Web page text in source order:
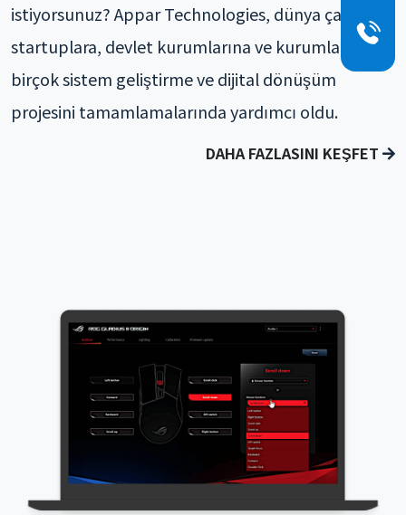
istiyorsunuz? Appar Technologies, dünya çapında
startuplara, devlet kurumlarına ve kurumlara
birçok sistem geliştirme ve dijital dönüşüm
projesini tamamlamalarında yardımcı oldu.
DAHA FAZLASINI KEŞFET